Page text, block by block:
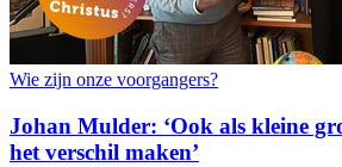
Wie zijn onze voorgangers?
Johan Mulder: ‘Ook als kleine
het verschil maken’